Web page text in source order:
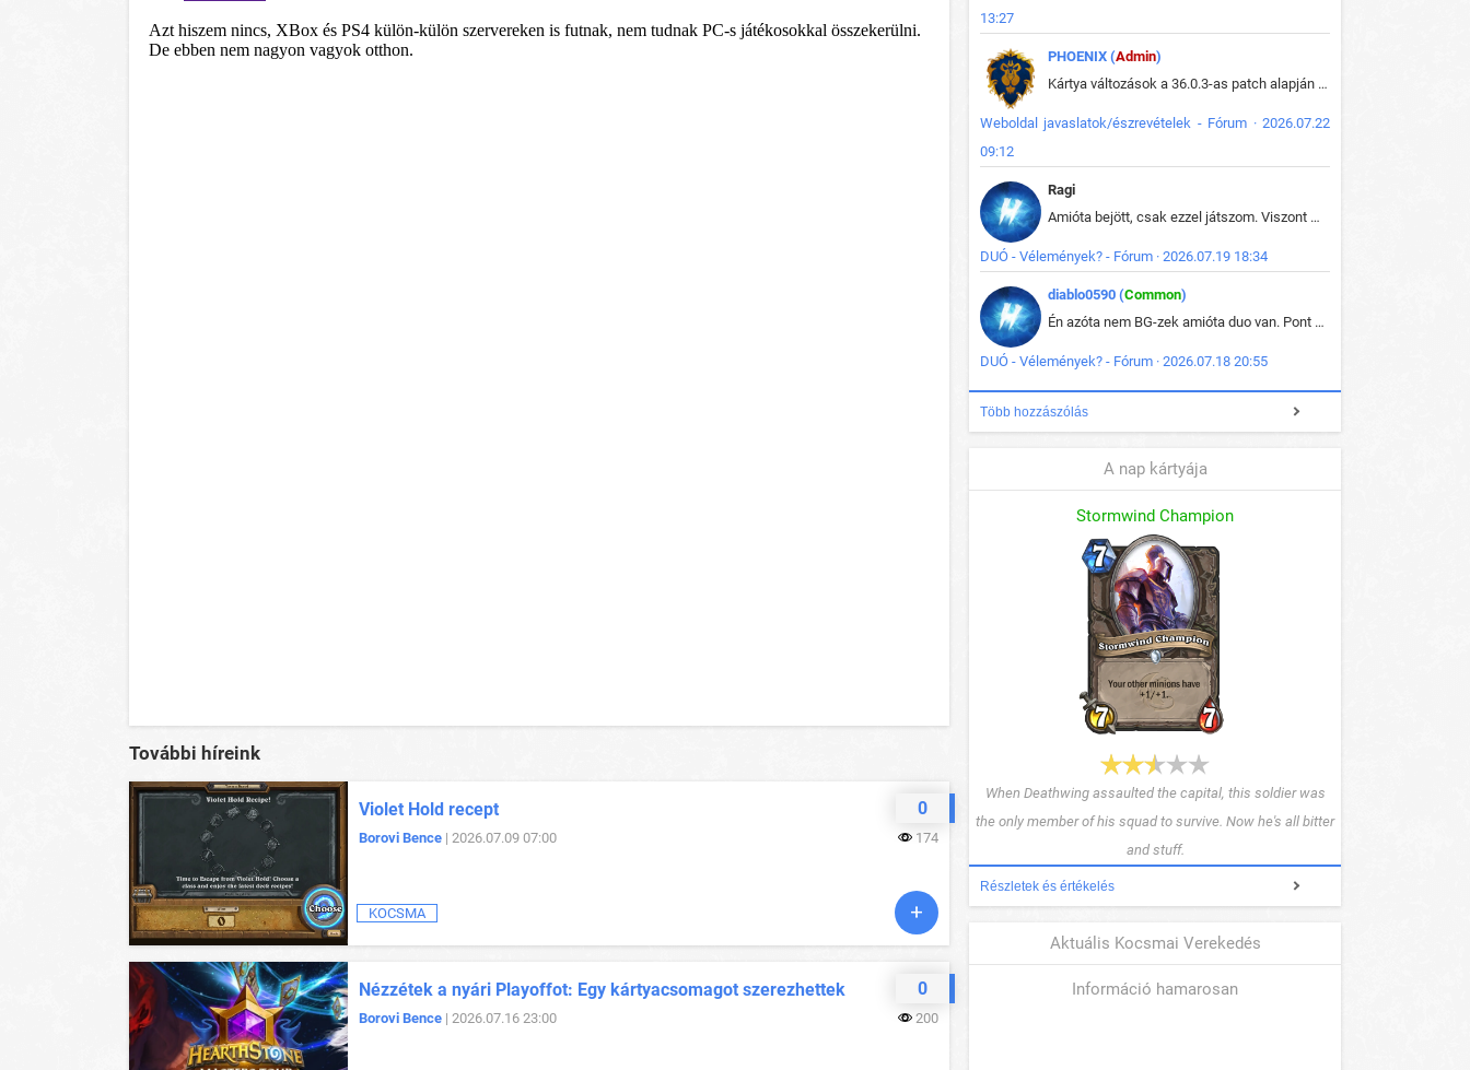
További híreink
0
Violet Hold recept
Borovi Bence | 2026.07.09 07:00 174
KOCSMA
0
Nézzétek a nyári Playoffot: Egy kártyacsomagot szerezhettek
Borovi Bence | 2026.07.16 23:00 200
13:27
PHOENIX (Admin)
Kártya változások a 36.0.3-as patch alapján frissítve az adatbázisban (képek is cserélve).
Weboldal javaslatok/észrevételek - Fórum · 2026.07.22
09:12
Ragi
Amióta bejött, csak ezzel játszom. Viszont mint minden más - akár az alapjáték is, ez is baromira összetett lett. Néha már pár kör után is esélytelen az egész. Vagy irreállisan túltápol valaki, vagy lelép a partner, vagy csak hülye mint a segg. És amikor eljönne az én időm, na akkor jön el mindenki másé is. Engem jobban érdekelne, hogy ki milyen ratingen szokott játszani. Na ez lenne egy érdekes adat.
DUÓ - Vélemények? - Fórum · 2026.07.19 18:34
diablo0590 (Common)
Én azóta nem BG-zek amióta duo van. Pont azt szerettem benne, hogy rajtam múlik mi történik, nem pedig a társamon. Kérem vissza a régi BG-t :D
DUÓ - Vélemények? - Fórum · 2026.07.18 20:55
Több hozzászólás
A nap kártyája
Stormwind Champion
When Deathwing assaulted the capital, this soldier was
the only member of his squad to survive. Now he's all bitter
and stuff.
Részletek és értékelés
Aktuális Kocsmai Verekedés
Információ hamarosan